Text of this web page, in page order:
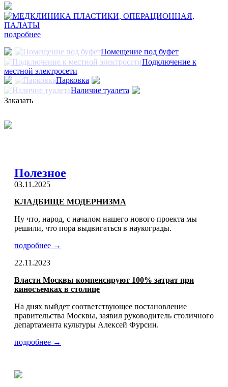
подробнее
Помещение под буфет
Подключение к
местной электросети
Парковка
Наличие туалета
Заказать
Полезное
03.11.2025
КЛАДБИЩЕ МОДЕРНИЗМА
Ну что, народ, с началом нашего нового проекта мы
решили, что пора выдвигаться в наукограды.
подробнее →
22.11.2023
Власти Москвы компенсируют 100% затрат при
киносъемках в столице
На днях выйдет соответствующее постановление
правительства Москвы, заявил руководитель столичного
департамента культуры Алексей Фурсин.
подробнее →